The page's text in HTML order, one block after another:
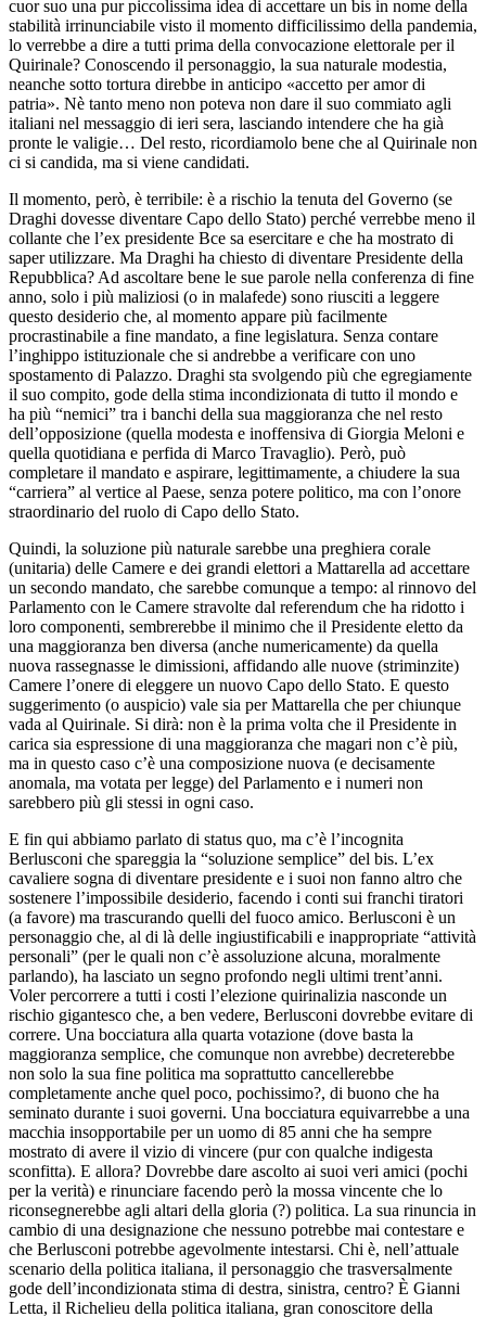
cuor suo una pur piccolissima idea di accettare un bis in nome della
stabilità irrinunciabile visto il momento difficilissimo della pandemia,
lo verrebbe a dire a tutti prima della convocazione elettorale per il
Quirinale? Conoscendo il personaggio, la sua naturale modestia,
neanche sotto tortura direbbe in anticipo «accetto per amor di
patria». Nè tanto meno non poteva non dare il suo commiato agli
italiani nel messaggio di ieri sera, lasciando intendere che ha già
pronte le valigie… Del resto, ricordiamolo bene che al Quirinale non
ci si candida, ma si viene candidati.
Il momento, però, è terribile: è a rischio la tenuta del Governo (se
Draghi dovesse diventare Capo dello Stato) perché verrebbe meno il
collante che l’ex presidente Bce sa esercitare e che ha mostrato di
saper utilizzare. Ma Draghi ha chiesto di diventare Presidente della
Repubblica? Ad ascoltare bene le sue parole nella conferenza di fine
anno, solo i più maliziosi (o in malafede) sono riusciti a leggere
questo desiderio che, al momento appare più facilmente
procrastinabile a fine mandato, a fine legislatura. Senza contare
l’inghippo istituzionale che si andrebbe a verificare con uno
spostamento di Palazzo. Draghi sta svolgendo più che egregiamente
il suo compito, gode della stima incondizionata di tutto il mondo e
ha più “nemici” tra i banchi della sua maggioranza che nel resto
dell’opposizione (quella modesta e inoffensiva di Giorgia Meloni e
quella quotidiana e perfida di Marco Travaglio). Però, può
completare il mandato e aspirare, legittimamente, a chiudere la sua
“carriera” al vertice al Paese, senza potere politico, ma con l’onore
straordinario del ruolo di Capo dello Stato.
Quindi, la soluzione più naturale sarebbe una preghiera corale
(unitaria) delle Camere e dei grandi elettori a Mattarella ad accettare
un secondo mandato, che sarebbe comunque a tempo: al rinnovo del
Parlamento con le Camere stravolte dal referendum che ha ridotto i
loro componenti, sembrerebbe il minimo che il Presidente eletto da
una maggioranza ben diversa (anche numericamente) da quella
nuova rassegnasse le dimissioni, affidando alle nuove (striminzite)
Camere l’onere di eleggere un nuovo Capo dello Stato. E questo
suggerimento (o auspicio) vale sia per Mattarella che per chiunque
vada al Quirinale. Si dirà: non è la prima volta che il Presidente in
carica sia espressione di una maggioranza che magari non c’è più,
ma in questo caso c’è una composizione nuova (e decisamente
anomala, ma votata per legge) del Parlamento e i numeri non
sarebbero più gli stessi in ogni caso.
E fin qui abbiamo parlato di status quo, ma c’è l’incognita
Berlusconi che spareggia la “soluzione semplice” del bis. L’ex
cavaliere sogna di diventare presidente e i suoi non fanno altro che
sostenere l’impossibile desiderio, facendo i conti sui franchi tiratori
(a favore) ma trascurando quelli del fuoco amico. Berlusconi è un
personaggio che, al di là delle ingiustificabili e inappropriate “attività
personali” (per le quali non c’è assoluzione alcuna, moralmente
parlando), ha lasciato un segno profondo negli ultimi trent’anni.
Voler percorrere a tutti i costi l’elezione quirinalizia nasconde un
rischio gigantesco che, a ben vedere, Berlusconi dovrebbe evitare di
correre. Una bocciatura alla quarta votazione (dove basta la
maggioranza semplice, che comunque non avrebbe) decreterebbe
non solo la sua fine politica ma soprattutto cancellerebbe
completamente anche quel poco, pochissimo?, di buono che ha
seminato durante i suoi governi. Una bocciatura equivarrebbe a una
macchia insopportabile per un uomo di 85 anni che ha sempre
mostrato di avere il vizio di vincere (pur con qualche indigesta
sconfitta). E allora? Dovrebbe dare ascolto ai suoi veri amici (pochi
per la verità) e rinunciare facendo però la mossa vincente che lo
riconsegnerebbe agli altari della gloria (?) politica. La sua rinuncia in
cambio di una designazione che nessuno potrebbe mai contestare e
che Berlusconi potrebbe agevolmente intestarsi. Chi è, nell’attuale
scenario della politica italiana, il personaggio che trasversalmente
gode dell’incondizionata stima di destra, sinistra, centro? È Gianni
Letta, il Richelieu della politica italiana, gran conoscitore della